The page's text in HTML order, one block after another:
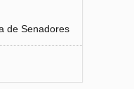
de Senadores